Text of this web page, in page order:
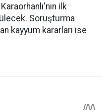
ilk
Soruşturma
kayyum kararları ise